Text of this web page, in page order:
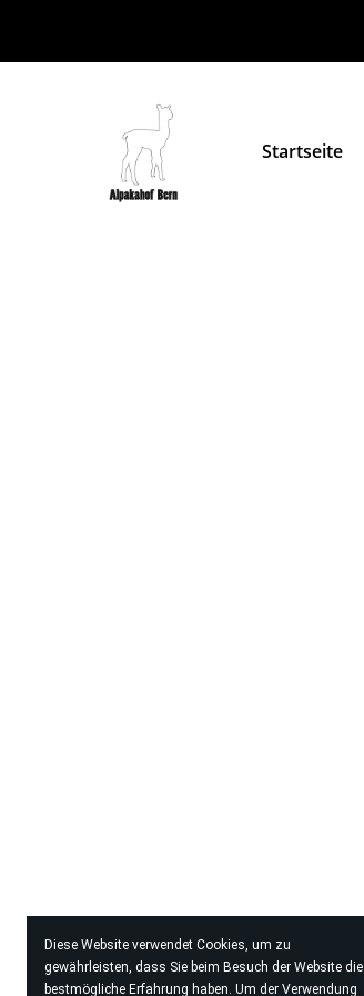
Diese Website verwendet Cookies, um zu
gewährleisten, dass Sie beim Besuch der Website die
bestmögliche Erfahrung haben. Um der Verwendung
Startseite